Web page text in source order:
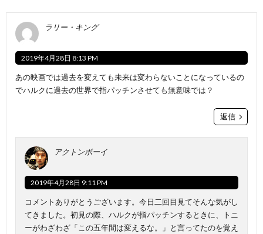
ラリー・キング
2019年4月28日 8:13 PM
あの映画では過去を変えても未来は変わらないことになっているの
でハルクに過去の世界で指パッチンさせても無意味では？
返信
アクトンボーイ
2019年4月28日 9:11 PM
コメントありがとうございます。今日二回目見てそんな気がし
てきました。初見の際、ハルクが指パッチンするときに、トニ
ーがわざわざ「この五年間は変えるな。」と言ってたのを覚え